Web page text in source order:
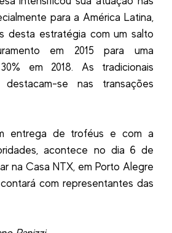
para a América Latina,
desta estratégia com um salto
em 2015 para uma
em 2018. As tradicionais
destacam-se nas transações
entrega de troféus e com a
acontece no dia 6 de
na Casa NTX, em Porto Alegre
com representantes das